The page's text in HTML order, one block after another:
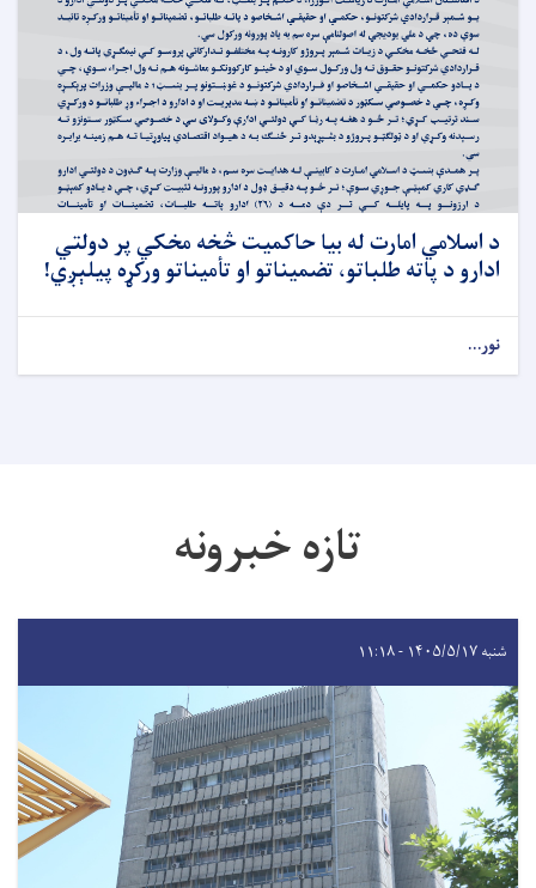
د اسلامي امارت له بیا حاکمیت څخه مخکي پر دولتي
ادارو د پاته طلباتو، تضمیناتو او تأمیناتو ورکړه پیلېږي!
نور...
تازه خبرونه
شنبه ۱۴۰۵/۵/۱۷ - ۱۱:۱۸